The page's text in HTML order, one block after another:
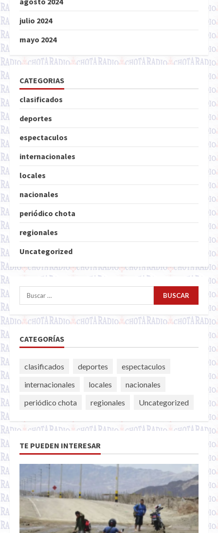
julio 2024
mayo 2024
CATEGORIAS
clasificados
deportes
espectaculos
internacionales
locales
nacionales
periódico chota
regionales
Uncategorized
Buscar:
CATEGORÍAS
clasificados deportes
espectaculos
internacionales
locales
nacionales
periódico chota
regionales Uncategorized
TE PUEDEN INTERESAR